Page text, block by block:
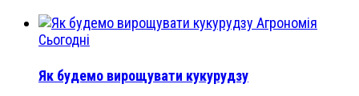
Агрономія
Сьогодні
Як будемо вирощувати кукурудзу